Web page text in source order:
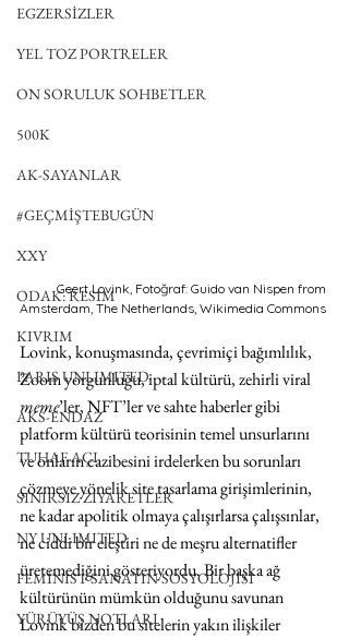
EGZERSİZLER
YEL TOZ PORTRELER
ON SORULUK SOHBETLER
500K
AK-SAYANLAR
#GEÇMİŞTEBUGÜN
XXY
ODAK: RESİM
KIVRIM
PARIS UNLIMITED
AKS-ENDAZ
TUHAF AÇI
SINIRSIZ ZİYARETLER
NY UNLIMITED
FEMİNİST SANATIN SOSYOLOJİSİ
YÜRÜYÜŞ NOTLARI
Geert Lovink, Fotoğraf: Guido van Nispen from
Amsterdam, The Netherlands, Wikimedia Commons
Lovink, konuşmasında, çevrimiçi bağımlılık,
Zoom yorgunluğu, iptal kültürü, zehirli viral
meme’ler, NFT’ler ve sahte haberler gibi
platform kültürü teorisinin temel unsurlarını
ve onların cazibesini irdelerken bu sorunları
çözmeye yönelik site tasarlama girişimlerinin,
ne kadar apolitik olmaya çalışırlarsa çalışsınlar,
ne ciddi bir eleştiri ne de meşru alternatifler
üretemediğini gösteriyordu. Bir başka ağ
kültürünün mümkün olduğunu savunan
Lovink bizden bu sitelerin yakın ilişkiler